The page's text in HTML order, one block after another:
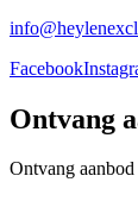
Facebook
Ontvang
Ontvang aanbod